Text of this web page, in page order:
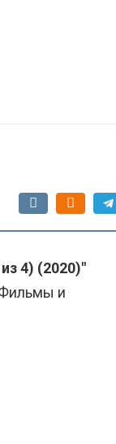
4) (2020)"
Фильмы и